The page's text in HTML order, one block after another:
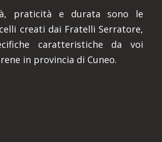
praticità e durata sono le
creati dai Fratelli Serratore,
caratteristiche da voi
in provincia di Cuneo.